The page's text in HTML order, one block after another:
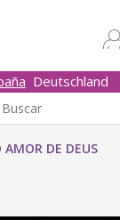
Deutschland
AMOR DE DEUS